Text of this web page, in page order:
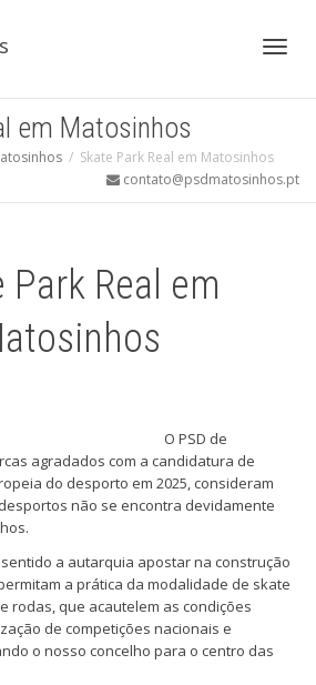
em Matosinhos
Skate Park Real em Matosinhos
contato@psdmatosinhos.pt
Park Real em
O PSD de
agradados com a candidatura de
do desporto em 2025, consideram
não se encontra devidamente
a autarquia apostar na construção
a prática da modalidade de skate
rodas, que acautelem as condições
de competições nacionais e
o nosso concelho para o centro das